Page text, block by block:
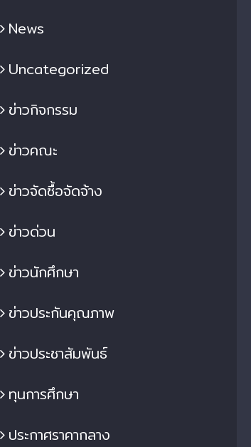
News
Uncategorized
ข่าวกิจกรรม
ข่าวคณะ
ข่าวจัดซื้อจัดจ้าง
ข่าวด่วน
ข่าวนักศึกษา
ข่าวประกันคุณภาพ
ข่าวประชาสัมพันธ์
ทุนการศึกษา
ประกาศราคากลาง